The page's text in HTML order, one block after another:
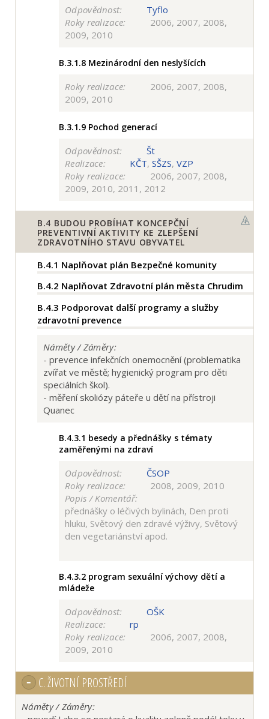
Odpovědnost:
Tyflo
Roky realizace:
2006, 2007, 2008,
2009, 2010
B.3.1.8 Mezinárodní den neslyšících
Roky realizace:
2006, 2007, 2008,
2009, 2010
B.3.1.9 Pochod generací
Odpovědnost:
Št
Realizace:
KČT, SŠZS, VZP
Roky realizace:
2006, 2007, 2008,
2009, 2010, 2011, 2012
B.4 BUDOU PROBÍHAT KONCEPČNÍ
PREVENTIVNÍ AKTIVITY KE ZLEPŠENÍ
ZDRAVOTNÍHO STAVU OBYVATEL
B.4.1 Naplňovat plán Bezpečné komunity
B.4.2 Naplňovat Zdravotní plán města Chrudim
B.4.3 Podporovat další programy a služby
zdravotní prevence
Náměty / Záměry:
- prevence infekčních onemocnění (problematika
zvířat ve městě; hygienický program pro děti
speciálních škol).
- měření skoliózy páteře u dětí na přístroji
Quanec
B.4.3.1 besedy a přednášky s tématy
zaměřenými na zdraví
Odpovědnost:
ČSOP
Roky realizace:
2008, 2009, 2010
Popis / Komentář:
přednášky o léčivých bylinách, Den proti
hluku, Světový den zdravé výživy, Světový
den vegetariánství apod.
B.4.3.2 program sexuální výchovy dětí a
mládeže
Odpovědnost:
OŠK
Realizace:
rp
Roky realizace:
2006, 2007, 2008,
2009, 2010
C.ŽIVOTNÍ PROSTŘEDÍ
Náměty / Záměry: